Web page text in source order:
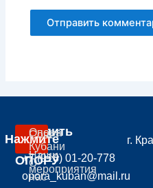
Опора
Кубани
О
нас
Совет
Наши
мероприятия
Вступить
В
ОПОРУ
Нажмите
г.
+7 (918) 01-20-778
opora_kuban@mail.ru